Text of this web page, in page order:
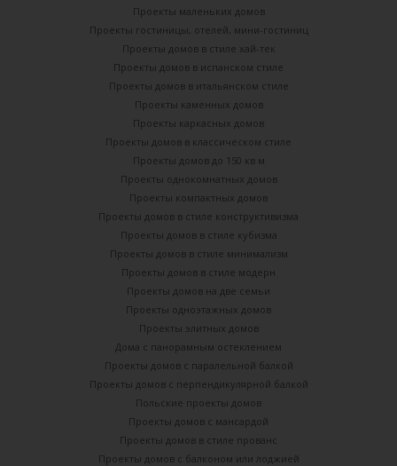
Проекты маленьких домов
Проекты гостиницы, отелей, мини-гостиниц
Проекты домов в стиле хай-тек
Проекты домов в испанском стиле
Проекты домов в итальянском стиле
Проекты каменных домов
Проекты каркасных домов
Проекты домов в классическом стиле
Проекты домов до 150 кв м
Проекты однокомнатных домов
Проекты компактных домов
Проекты домов в стиле конструктивизма
Проекты домов в стиле кубизма
Проекты домов в стиле минимализм
Проекты домов в стиле модерн
Проекты домов на две семьи
Проекты одноэтажных домов
Проекты элитных домов
Дома с панорамным остеклением
Проекты домов с паралельной балкой
Проекты домов с перпендикулярной балкой
Польские проекты домов
Проекты домов с мансардой
Проекты домов в стиле прованс
Проекты домов с балконом или лоджией